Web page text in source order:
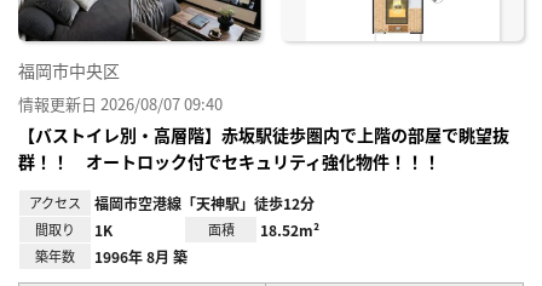
福岡市中央区
情報更新日 2026/08/07 09:40
【バストイレ別・高層階】赤坂駅徒歩圏内で上階の部屋で眺望抜
群！！ オートロック付でセキュリティ強化物件！！！
アクセス 福岡市空港線「天神駅」徒歩12分
間取り 1K 面積 18.52m²
築年数 1996年 8月 築